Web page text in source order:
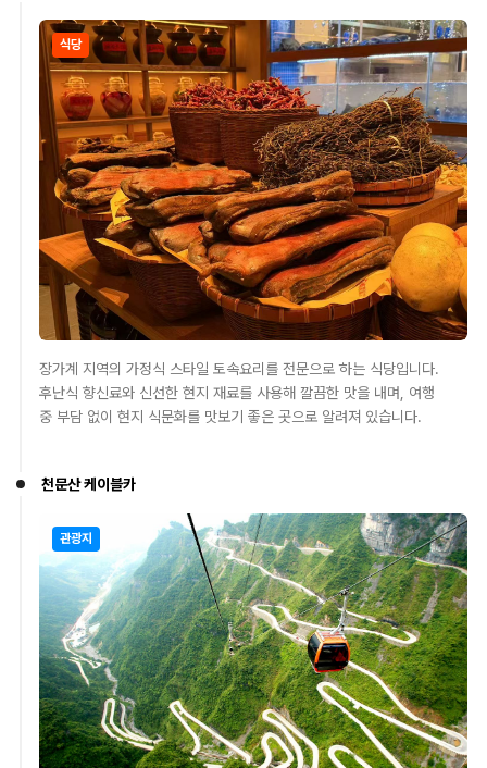
식당
장가계 지역의 가정식 스타일 토속요리를 전문으로 하는 식당입니다.
후난식 향신료와 신선한 현지 재료를 사용해 깔끔한 맛을 내며, 여행
중 부담 없이 현지 식문화를 맛보기 좋은 곳으로 알려져 있습니다.
천문산 케이블카
관광지